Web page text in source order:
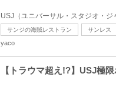
USJ（ユニバーサル・スタジオ・
サンジの海賊レストラン サンレス
yaco
【トラウマ超え!?】USJ極